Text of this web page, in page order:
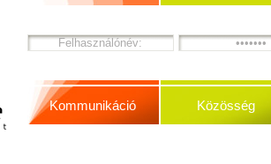
Kommunikáció Közösség